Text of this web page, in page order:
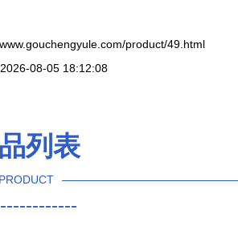
product/49.html
08-05 18:12:08
列表
PRODUCT